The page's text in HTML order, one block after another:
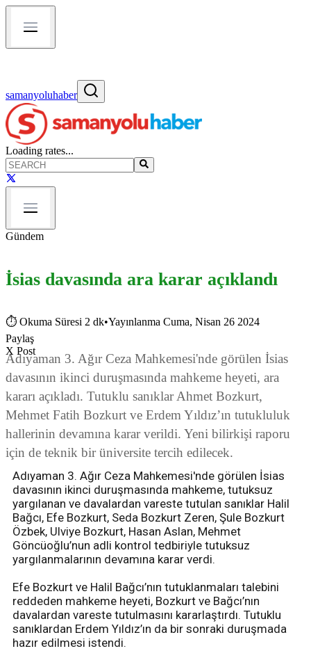
samanyoluhaber
Loading rates...
Gündem
İsias davasında ara karar açıklandı
⏱ Okuma Süresi 2 dk•Yayınlanma Cuma, Nisan 26 2024
Paylaş
X Post
Adıyaman 3. Ağır Ceza Mahkemesi'nde görülen İsias
davasının ikinci duruşmasında mahkeme heyeti, ara
kararı açıkladı. Tutuklu sanıklar Ahmet Bozkurt,
Mehmet Fatih Bozkurt ve Erdem Yıldız’ın tutukluluk
hallerinin devamına karar verildi. Yeni bilirkişi raporu
için de teknik bir üniversite tercih edilecek.
Adıyaman 3. Ağır Ceza Mahkemesi'nde görülen İsias
davasının ikinci duruşmasında mahkeme, tutuksuz
yargılanan ve davalardan vareste tutulan sanıklar Halil
Bağcı, Efe Bozkurt, Seda Bozkurt Zeren, Şule Bozkurt
Özbek, Ulviye Bozkurt, Hasan Aslan, Mehmet
Göncüoğlu’nun adli kontrol tedbiriyle tutuksuz
yargılanmalarının devamına karar verdi.
Efe Bozkurt ve Halil Bağcı’nın tutuklanmaları talebini
reddeden mahkeme heyeti, Bozkurt ve Bağcı’nın
davalardan vareste tutulmasını kararlaştırdı. Tutuklu
sanıklardan Erdem Yıldız’ın da bir sonraki duruşmada
hazır edilmesi istendi.